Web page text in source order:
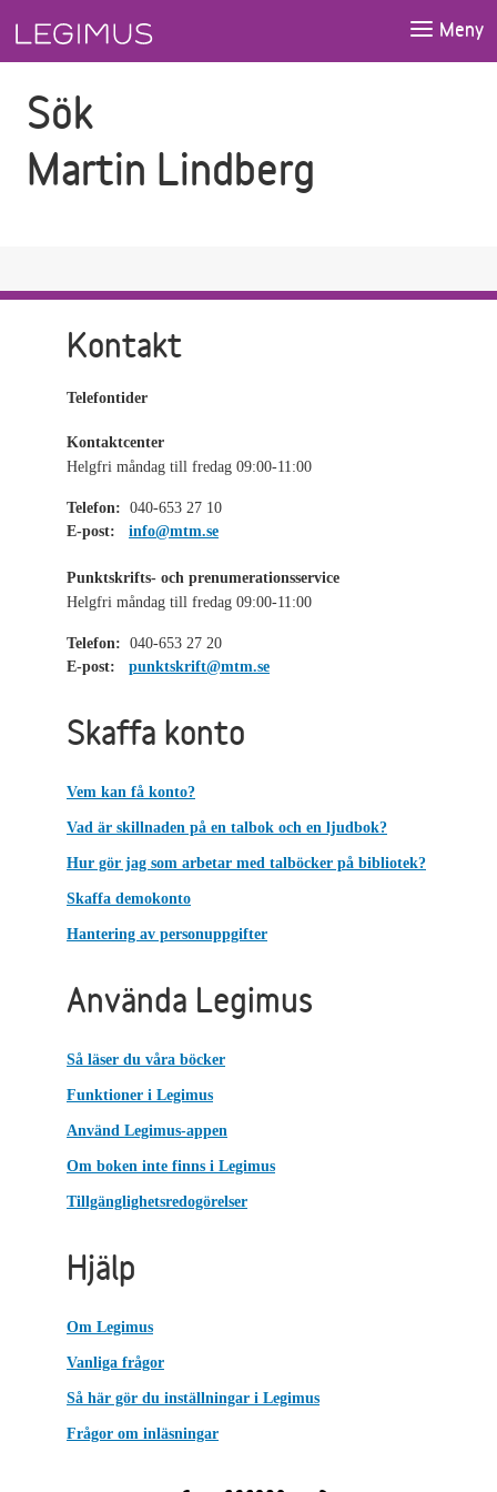
Meny
Sök
Martin Lindberg
Kontakt
Telefontider
Kontaktcenter
Helgfri måndag till fredag 09:00-11:00
Telefon: 040-653 27 10
E-post:
info@mtm.se
Punktskrifts- och prenumerationsservice
Helgfri måndag till fredag 09:00-11:00
Telefon: 040-653 27 20
E-post:
punktskrift@mtm.se
Skaffa konto
Vem kan få konto?
Vad är skillnaden på en talbok och en ljudbok?
Hur gör jag som arbetar med talböcker på bibliotek?
Skaffa demokonto
Hantering av personuppgifter
Använda Legimus
Så läser du våra böcker
Funktioner i Legimus
Använd Legimus-appen
Om boken inte finns i Legimus
Tillgänglighetsredogörelser
Hjälp
Om Legimus
Vanliga frågor
Så här gör du inställningar i Legimus
Frågor om inläsningar